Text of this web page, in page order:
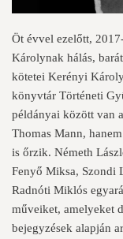
Öt évvel ezelőtt,
Károlynak hálás,
kötetei Kerényi
könyvtár Történeti
példányai között van
Thomas Mann,
is őrzik. Németh
Fenyő Miksa, Szondi
Radnóti Miklós
műveiket, amelyeket
bejegyzések alapján